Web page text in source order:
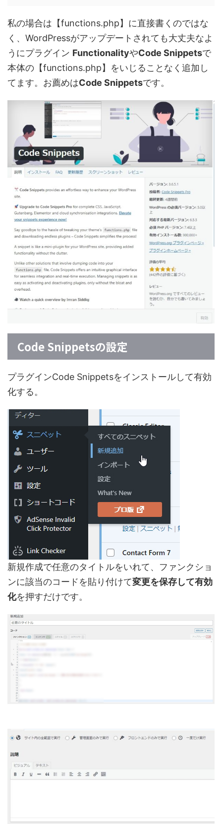
私の場合は【functions.php】に直接書くのではな
く、WordPressがアップデートされても大丈夫なよ
うにプラグイン FunctionalityやCode Snippetsで
本体の【functions.php】をいじることなく追加し
てます。お薦めはCode Snippetsです。
Code Snippetsの設定
プラグインCode Snippetsをインストールして有効
化する。
新規作成で任意のタイトルをいれて、ファンクショ
ンに該当のコードを貼り付けて変更を保存して有効
化を押すだけです。